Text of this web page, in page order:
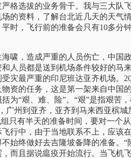
格选拔的业务骨干。我与三大队
的资料，了解台北近几天的天气
时，飞行前的准备会只有10多分
啸，造成严重的人员伤亡，中国
人员都是送到机场条件较好的马
灾最严重的印尼班达亚齐机场。
资的任务，这是第一架来自中国
为“艰、难、险”。“艰”是指艰苦
广州到亚齐，亚齐到马来西亚槟
只有半天的准备时间，要对一个
行中，由于当地联系不上，应该
始终做好去吉隆坡备降的准备。
而且据说瘟疫开始流行。当飞机